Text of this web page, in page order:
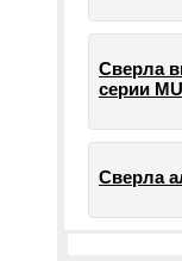
Сверла
серии
Сверла